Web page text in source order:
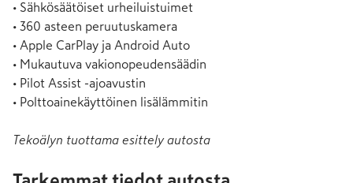
• Sähkösäätöiset urheiluistuimet
• 360 asteen peruutuskamera
• Apple CarPlay ja Android Auto
• Mukautuva vakionopeudensäädin
• Pilot Assist -ajoavustin
• Polttoainekäyttöinen lisälämmitin
Tekoälyn tuottama esittely autosta